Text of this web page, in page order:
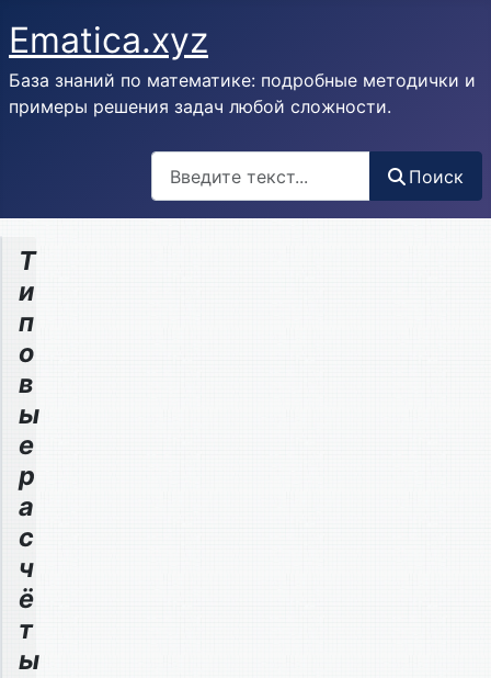
Ematica.xyz
База знаний по математике: подробные методички и
примеры решения задач любой сложности.
Поиск
Т
и
п
о
в
ы
е
р
а
с
ч
ё
т
ы